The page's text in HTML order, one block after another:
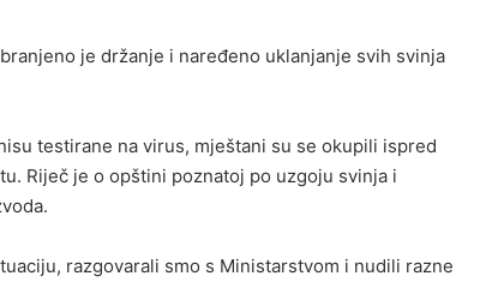
je držanje i naređeno uklanjanje svih svinja
testirane na virus, mještani su se okupili ispred
Riječ je o opštini poznatoj po uzgoju svinja i
razgovarali smo s Ministarstvom i nudili razne